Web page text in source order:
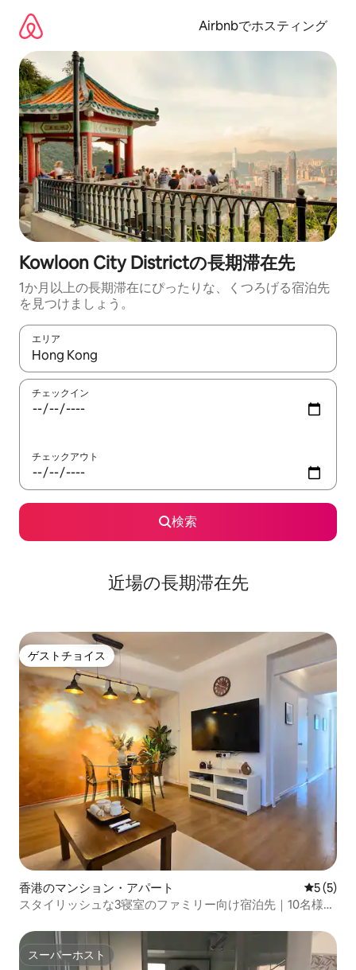
Airbnbでホスティング
Kowloon City Districtの長期滞在先
1か月以上の長期滞在にぴったりな、くつろげる宿泊先
を見つけましょう。
エリア
検索結果が表示されたら、上下の矢印キーを使って移動するか
チェックイン
チェックアウト
検索
近場の長期滞在先
ゲストチョイス
ゲストチョイス
香港のマンション・アパート レビュー
5 (5)
スタイリッシュな3寝室のファミリー向け宿泊先｜10名様ま
スーパーホスト
スーパーホスト